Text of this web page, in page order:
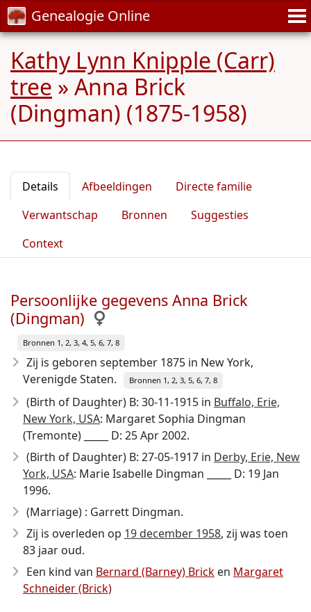
Genealogie Online
Kathy Lynn Knipple (Carr)
tree » Anna Brick
(Dingman) (1875-1958)
Details Afbeeldingen
Directe familie
Verwantschap
Bronnen
Suggesties
Context
Persoonlijke gegevens Anna Brick
(Dingman)
Bronnen 1, 2, 3, 4, 5, 6, 7, 8
Zij is geboren september 1875 in New York,
Verenigde Staten.
Bronnen 1, 2, 3, 5, 6, 7, 8
(Birth of Daughter) B: 30-11-1915 in Buffalo, Erie,
New York, USA: Margaret Sophia Dingman
(Tremonte) _____ D: 25 Apr 2002.
(Birth of Daughter) B: 27-05-1917 in Derby, Erie, New
York, USA: Marie Isabelle Dingman _____ D: 19 Jan
1996.
(Marriage) : Garrett Dingman.
Zij is overleden op 19 december 1958, zij was toen
83 jaar oud.
Een kind van Bernard (Barney) Brick en Margaret
Schneider (Brick)